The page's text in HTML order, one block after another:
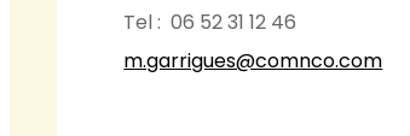
Tel : 06 52 31 12 46
m.garrigues@comnco.com